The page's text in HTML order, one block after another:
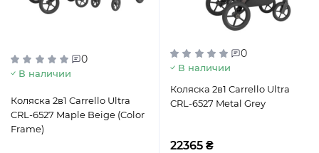
0
В наличии
Коляска 2в1 Carrello Ultra
CRL-6527 Maple Beige (Color
Frame)
0
В наличии
Коляска 2в1 Carrello Ultra
CRL-6527 Metal Grey
22365 ₴